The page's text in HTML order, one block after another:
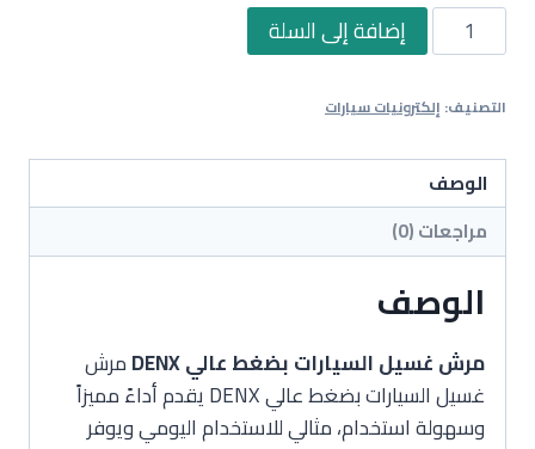
كمية
مرش
السيارات
بضغط
عالي
DENX
إضافة إلى السلة
التصنيف: إلكترونيات سيارات
الوصف
مراجعات (0)
الوصف
مرش غسيل السيارات بضغط عالي DENX
مرش
غسيل السيارات بضغط عالي DENX يقدم أداءً مميزاً
وسهولة استخدام، مثالي للاستخدام اليومي ويوفر